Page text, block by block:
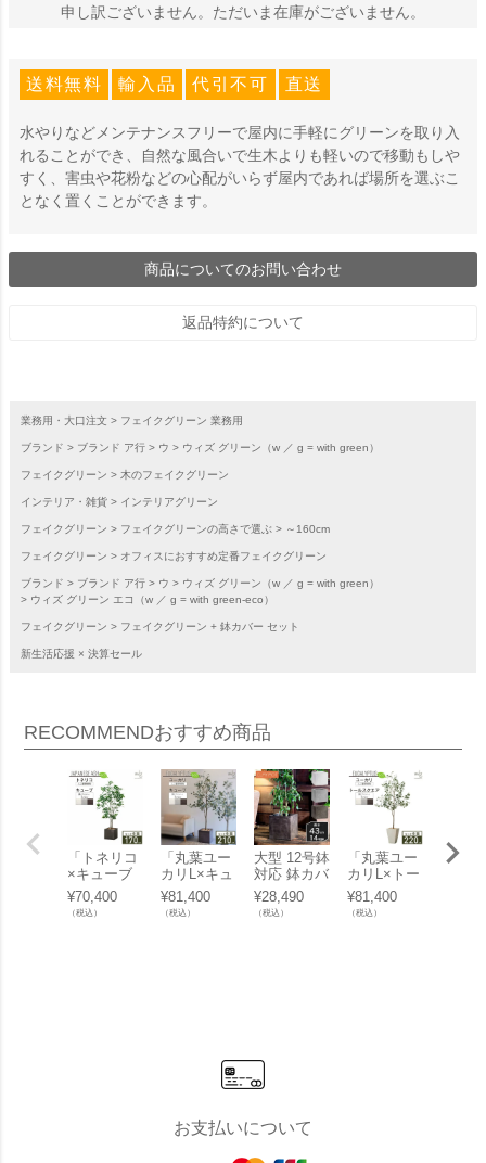
申し訳ございません。ただいま在庫がございません。
送料無料 輸入品 代引不可 直送
水やりなどメンテナンスフリーで屋内に手軽にグリーンを取り入
れることができ、自然な風合いで生木よりも軽いので移動もしや
すく、害虫や花粉などの心配がいらず屋内であれば場所を選ぶこ
となく置くことができます。
商品についてのお問い合わせ
返品特約について
業務用・大口注文 フェイクグリーン 業務用
ブランド ブランド ア行 ウ ウィズ グリーン（w ／ g = with green）
フェイクグリーン 木のフェイクグリーン
インテリア・雑貨 インテリアグリーン
フェイクグリーン フェイクグリーンの高さで選ぶ ～160cm
フェイクグリーン オフィスにおすすめ定番フェイクグリーン
ブランド ブランド ア行 ウ
ウィズ グリーン（w ／ g = with green）
ウィズ グリーン エコ（w ／ g = with green-eco）
フェイクグリーン フェイクグリーン + 鉢カバー セット
新生活応援 × 決算セール
RECOMMENDおすすめ商品
「トネリコ
×キューブ
w/g-eco」
¥70,400
（税込）
「丸葉ユー
カリL×キュ
ーブ w/g-ec
o」
¥81,400
（税込）
大型 12号鉢
対応 鉢カバ
ー 「 クレ
イポット
（CLAYPO
¥28,490
（税込）
「丸葉ユー
カリL×トー
ルスクエア
w/g-eco」
¥81,400
（税込）
【3/
お支払いについて